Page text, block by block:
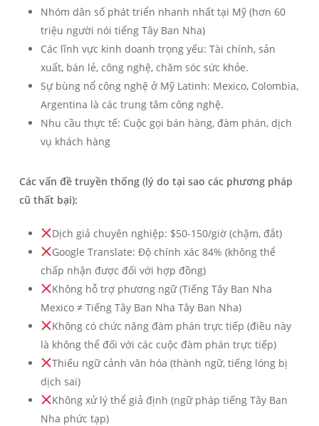
Nhóm dân số phát triển nhanh nhất tại Mỹ (hơn 60
triệu người nói tiếng Tây Ban Nha)
Các lĩnh vực kinh doanh trọng yếu: Tài chính, sản
xuất, bán lẻ, công nghệ, chăm sóc sức khỏe.
Sự bùng nổ công nghệ ở Mỹ Latinh: Mexico, Colombia,
Argentina là các trung tâm công nghệ.
Nhu cầu thực tế: Cuộc gọi bán hàng, đàm phán, dịch
vụ khách hàng
Các vấn đề truyền thống (lý do tại sao các phương pháp
cũ thất bại):
Dịch giả chuyên nghiệp: $50-150/giờ (chậm, đắt)
Google Translate: Độ chính xác 84% (không thể
chấp nhận được đối với hợp đồng)
Không hỗ trợ phương ngữ (Tiếng Tây Ban Nha
Mexico ≠ Tiếng Tây Ban Nha Tây Ban Nha)
Không có chức năng đàm phán trực tiếp (điều này
là không thể đối với các cuộc đàm phán trực tiếp)
Thiếu ngữ cảnh văn hóa (thành ngữ, tiếng lóng bị
dịch sai)
Không xử lý thể giả định (ngữ pháp tiếng Tây Ban
Nha phức tạp)